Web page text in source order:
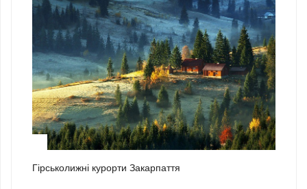
Гірськолижні курорти Закарпаття